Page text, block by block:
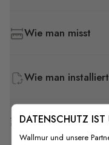
Wie man misst
Wie man installiert
Versand &
DATENSCHUTZ
Wallmur und unsere